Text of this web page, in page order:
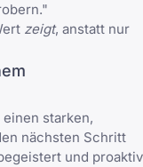
zeigt, anstatt nur
starken,
nächsten Schritt
und proaktiv